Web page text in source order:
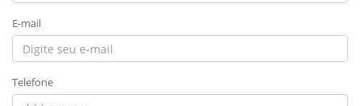
E-mail
Telefone